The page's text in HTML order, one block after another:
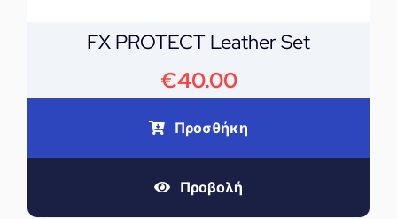
FX PROTECT Leather Set
€40.00
Προσθήκη
Προβολή